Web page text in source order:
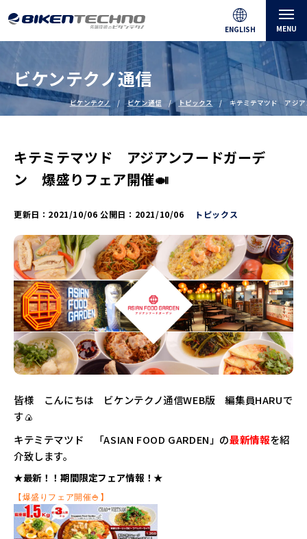
ENGLISH MENU
ビケンテクノ通信
ビケンテクノ ビケン通信 トピックス キテミテマツド アジ
キテミテマツド アジアンフードガーデ
ン 爆盛りフェア開催🍛
更新日： 2021/10/06 公開日： 2021/10/06 トピックス
皆様 こんにちは ビケンテクノ通信WEB版 編集員HARUで
す🍙
キテミテマツド 「ASIAN FOOD GARDEN」の最新情報を紹
介致します。
★最新！！期間限定フェア情報！★
【爆盛りフェア開催🍚】